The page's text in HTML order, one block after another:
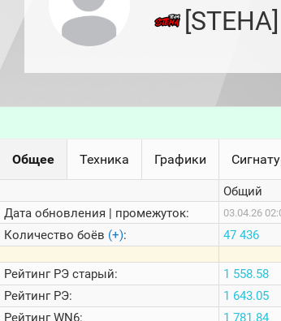
последние
1000
стримеров
Информация
Онлайн
Цветовая
[STEHA]
Общее Техника Графики
Дата обновления | промежуток:
Количество боёв (+):
РейтингРЭ старый:
РейтингРЭ:
РейтингWN6:
Общий
03.04.26
47 436
1 558.58
1 643.05
1 781.84